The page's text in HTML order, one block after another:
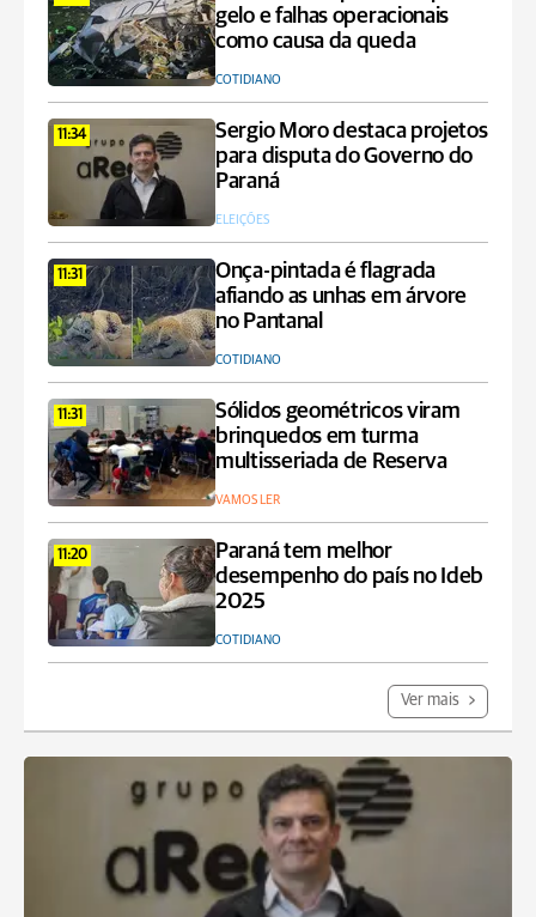
gelo e falhas operacionais
como causa da queda
COTIDIANO
11:34
Sergio Moro destaca projetos
para disputa do Governo do
Paraná
ELEIÇÕES
11:31
Onça-pintada é flagrada
afiando as unhas em árvore
no Pantanal
COTIDIANO
11:31
Sólidos geométricos viram
brinquedos em turma
multisseriada de Reserva
VAMOS LER
11:20
Paraná tem melhor
desempenho do país no Ideb
2025
COTIDIANO
Ver mais